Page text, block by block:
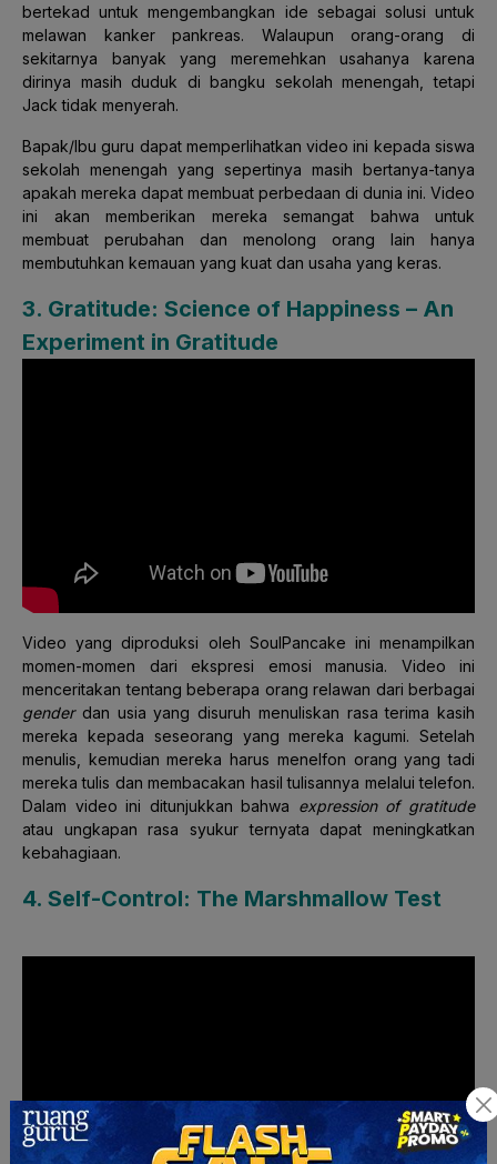
bertekad untuk mengembangkan ide sebagai solusi untuk
melawan kanker pankreas. Walaupun orang-orang di
sekitarnya banyak yang meremehkan usahanya karena
dirinya masih duduk di bangku sekolah menengah, tetapi
Jack tidak menyerah.
Bapak/Ibu guru dapat memperlihatkan video ini kepada siswa
sekolah menengah yang sepertinya masih bertanya-tanya
apakah mereka dapat membuat perbedaan di dunia ini. Video
ini akan memberikan mereka semangat bahwa untuk
membuat perubahan dan menolong orang lain hanya
membutuhkan kemauan yang kuat dan usaha yang keras.
3. Gratitude: Science of Happiness – An
Experiment in Gratitude
Video yang diproduksi oleh SoulPancake ini menampilkan
momen-momen dari ekspresi emosi manusia. Video ini
menceritakan tentang beberapa orang relawan dari berbagai
genderdan usia yang disuruh menuliskan rasa terima kasih
mereka kepada seseorang yang mereka kagumi. Setelah
menulis, kemudian mereka harus menelfon orang yang tadi
mereka tulis dan membacakan hasil tulisannya melalui telefon.
Dalam video ini ditunjukkan bahwa expression of gratitude
atau ungkapan rasa syukur ternyata dapat meningkatkan
kebahagiaan.
4. Self-Control: The Marshmallow Test